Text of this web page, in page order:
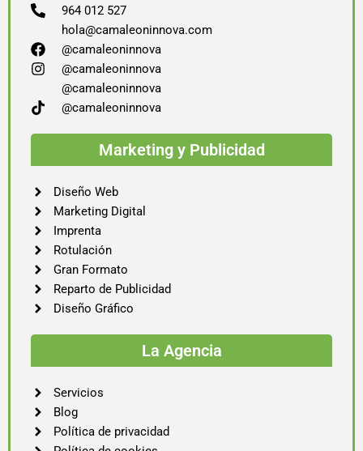
964 012 527
hola@camaleoninnova.com
@camaleoninnova
@camaleoninnova
@camaleoninnova
@camaleoninnova
Marketing y Publicidad
Diseño Web
Marketing Digital
Imprenta
Rotulación
Gran Formato
Reparto de Publicidad
Diseño Gráfico
La Agencia
Servicios
Blog
Política de privacidad